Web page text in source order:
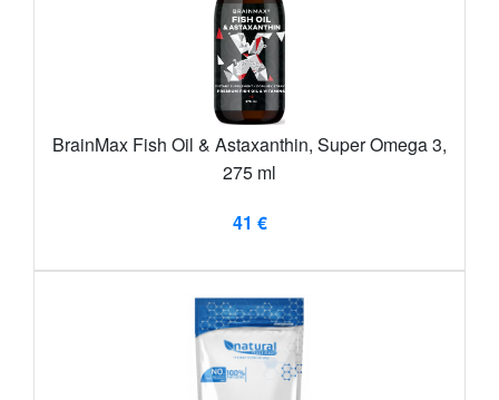
BrainMax Fish Oil & Astaxanthin, Super Omega 3,
275 ml
41 €